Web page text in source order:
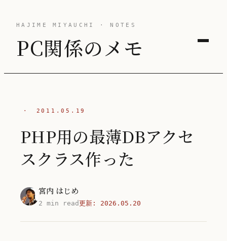
HAJIME MIYAUCHI · NOTES
PC関係のメモ
· 2011.05.19
PHP用の最薄DBアクセ
スクラス作った
宮内 はじめ
2 min read更新: 2026.05.20